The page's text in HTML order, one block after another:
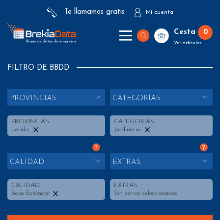
Te llamamos gratis Mi cuenta
Cesta 0
Ver artículos
FILTRO DE BBDD
PROVINCIAS
PROVINCIAS
Lerida
CATEGORÍAS
CATEGORÍAS
Jardineria
?
CALIDAD
CALIDAD
Base Estándar
?
EXTRAS
EXTRAS
Sin extras seleccionados